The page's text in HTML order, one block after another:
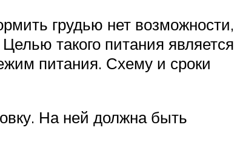
грудью нет возможности,
такого питания является
питания. Схему и сроки
На ней должна быть